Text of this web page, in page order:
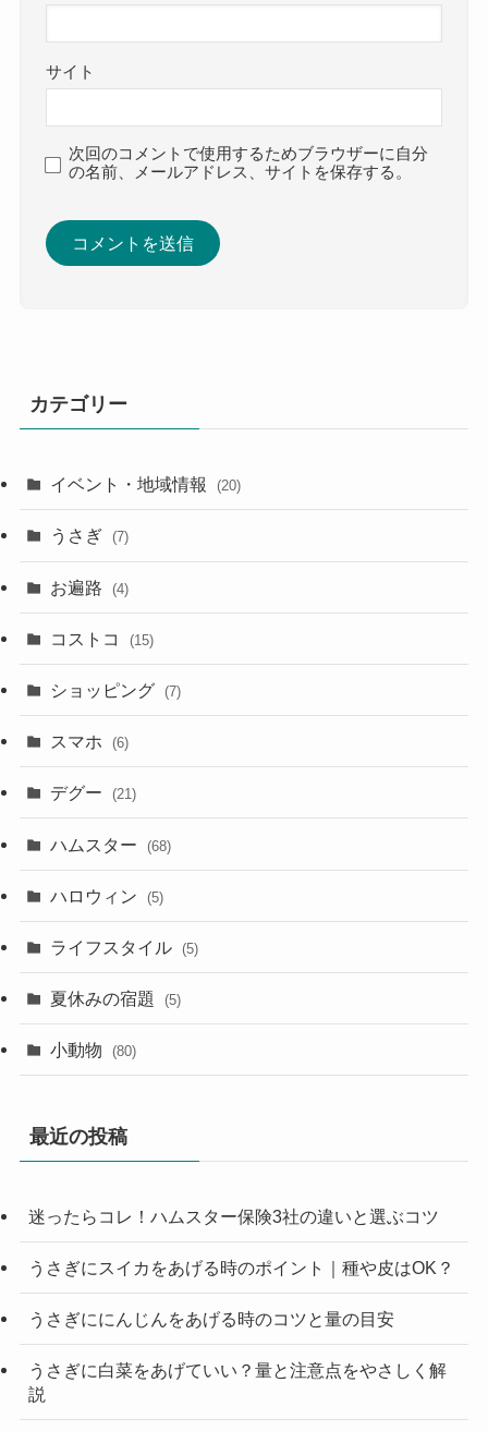
サイト
次回のコメントで使用するためブラウザーに自分
の名前、メールアドレス、サイトを保存する。
カテゴリー
イベント・地域情報 (20)
うさぎ (7)
お遍路 (4)
コストコ (15)
ショッピング (7)
スマホ (6)
デグー (21)
ハムスター (68)
ハロウィン (5)
ライフスタイル (5)
夏休みの宿題 (5)
小動物 (80)
最近の投稿
迷ったらコレ！ハムスター保険3社の違いと選ぶコツ
うさぎにスイカをあげる時のポイント｜種や皮はOK？
うさぎににんじんをあげる時のコツと量の目安
うさぎに白菜をあげていい？量と注意点をやさしく解
説